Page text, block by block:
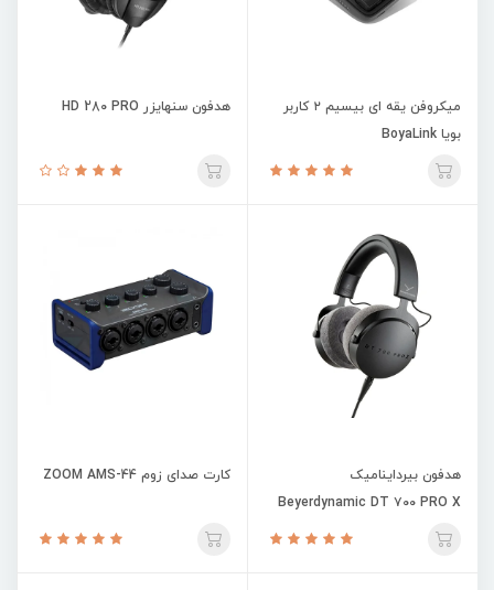
میکروفن یقه ای بیسیم ۲ کاربر
بویا BoyaLink
هدفون سنهایزر HD 280 PRO
هدفون بیرداینامیک
Beyerdynamic DT ۷۰۰ PRO X
کارت صدای زوم ZOOM AMS-44